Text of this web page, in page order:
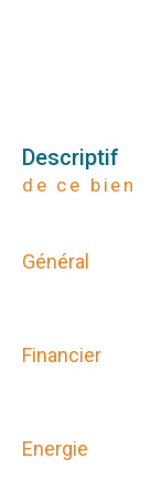
descriptif
de ce bien
Général
Financier
Energie